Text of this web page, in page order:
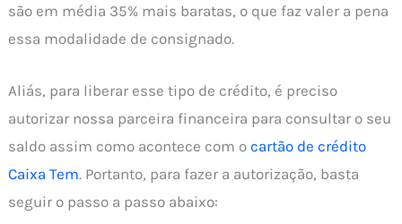
são em média 35% mais baratas, o que faz valer a pena
essa modalidade de consignado.
Aliás, para liberar esse tipo de crédito, é preciso
autorizar nossa parceira financeira para consultar o seu
saldo assim como acontece com ocartão de crédito
Caixa Tem. Portanto, para fazer a autorização, basta
seguir o passo a passo abaixo: